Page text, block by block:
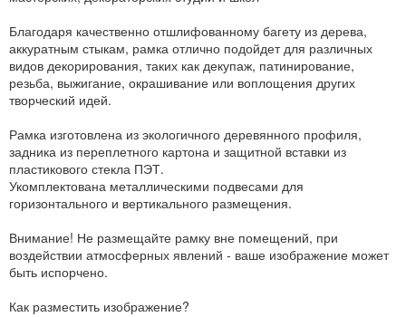
Благодаря качественно отшлифованному багету из дерева,
аккуратным стыкам, рамка отлично подойдет для различных
видов декорирования, таких как декупаж, патинирование,
резьба, выжигание, окрашивание или воплощения других
творческий идей.
Рамка изготовлена из экологичного деревянного профиля,
задника из переплетного картона и защитной вставки из
пластикового стекла ПЭТ.
Укомплектована металлическими подвесами для
горизонтального и вертикального размещения.
Внимание! Не размещайте рамку вне помещений, при
воздействии атмосферных явлений - ваше изображение может
быть испорчено.
Как разместить изображение?